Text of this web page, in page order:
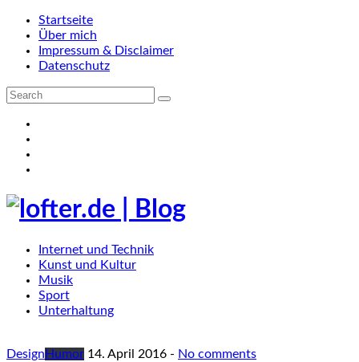
Startseite
Über mich
Impressum & Disclaimer
Datenschutz
Internet und Technik
Kunst und Kultur
Musik
Sport
Unterhaltung
Design Humor 14. April 2016 - No comments